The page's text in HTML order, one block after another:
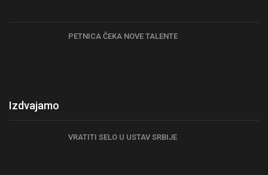
PETNICA ČEKA NOVE TALENTE
Izdvajamo
VRATITI SELO U USTAV SRBIJE